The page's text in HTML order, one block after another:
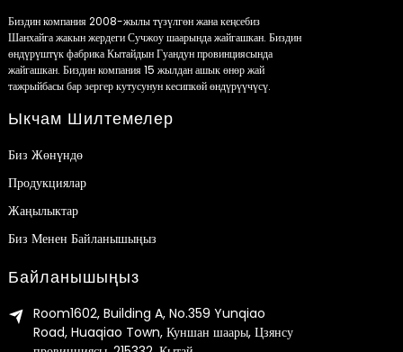
Биздин компания 2008-жылы түзүлгөн жана кеңсебиз
Шанхайга жакын жердеги Сучжоу шаарында жайгашкан. Биздин
өндүрүштүк фабрика Кытайдын Гуандун провинциясында
жайгашкан. Биздин компания 15 жылдан ашык өнөр жай
тажрыйбасы бар зергер кутусунун кесипкөй өндүрүүчүсү.
Ыкчам Шилтемелер
Биз Жөнүндө
Продукциялар
Жаңылыктар
Биз Менен Байланышыңыз
Байланышыңыз
Room1602, Building A, No.359 Yunqiao
Road, Huaqiao Town, Куншан шаары, Цзянсу